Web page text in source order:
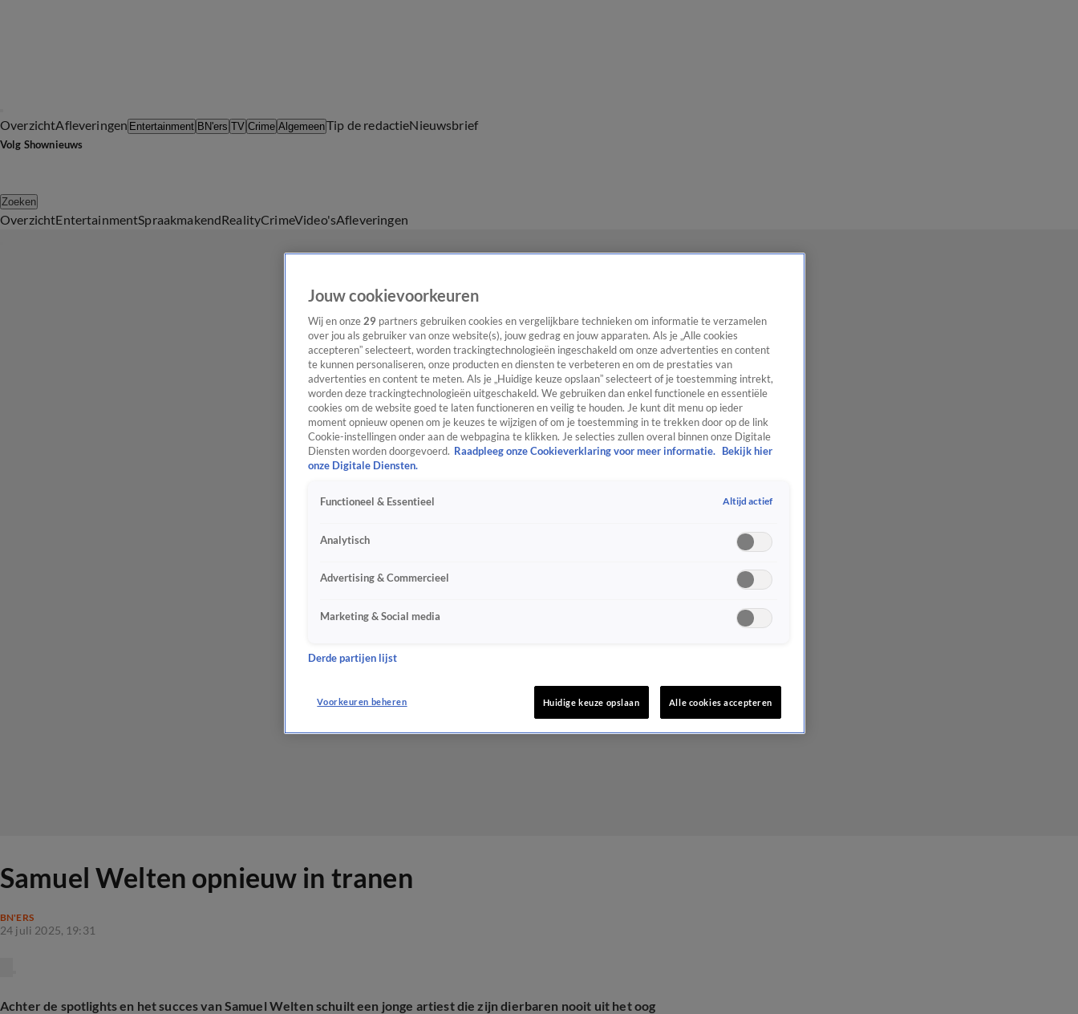
OverzichtAfleveringen Entertainment BN'ers TV Crime AlgemeenTip de redactieNieuwsbrief
Volg Shownieuws
Zoeken
OverzichtEntertainmentSpraakmakendRealityCrimeVideo'sAfleveringen
Samuel Welten opnieuw in tranen
BN'ERS
24 juli 2025, 19:31
Achter de spotlights en het succes van Samuel Welten schuilt een jonge artiest die zijn dierbaren nooit uit het oog
Jouw cookievoorkeuren
Wij en onze 29 partners gebruiken cookies en vergelijkbare technieken om informatie te verzamelen
over jou als gebruiker van onze website(s), jouw gedrag en jouw apparaten. Als je „Alle cookies
accepteren” selecteert, worden trackingtechnologieën ingeschakeld om onze advertenties en content
te kunnen personaliseren, onze producten en diensten te verbeteren en om de prestaties van
advertenties en content te meten. Als je „Huidige keuze opslaan” selecteert of je toestemming intrekt,
worden deze trackingtechnologieën uitgeschakeld. We gebruiken dan enkel functionele en essentiële
cookies om de website goed te laten functioneren en veilig te houden. Je kunt dit menu op ieder
moment opnieuw openen om je keuzes te wijzigen of om je toestemming in te trekken door op de link
Cookie-instellingen onder aan de webpagina te klikken. Je selecties zullen overal binnen onze Digitale
Diensten worden doorgevoerd. Raadpleeg onze Cookieverklaring voor meer informatie.
Bekijk hier
onze Digitale Diensten.
Functioneel & Essentieel Altijd actief
Analytisch
Advertising & Commercieel
Marketing & Social media
Derde partijen lijst
Voorkeuren beheren Huidige keuze opslaan Alle cookies accepteren